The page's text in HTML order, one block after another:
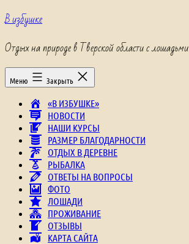
Перейти
к
В избушке
Отдых на природе в Тверской области с лошадьми
Меню Закрыть
«В ИЗБУШКЕ»
НОВОСТИ
НАШИ КУРСЫ
РАЗМЕР БЛАГОДАРНОСТИ
ОТДЫХ В ДЕРЕВНЕ
РЫБАЛКА
ОТВЕТЫ НА ВОПРОСЫ
ФОТО
ЛОШАДИ
ПРОЖИВАНИЕ
ОТЗЫВЫ
КАРТА САЙТА